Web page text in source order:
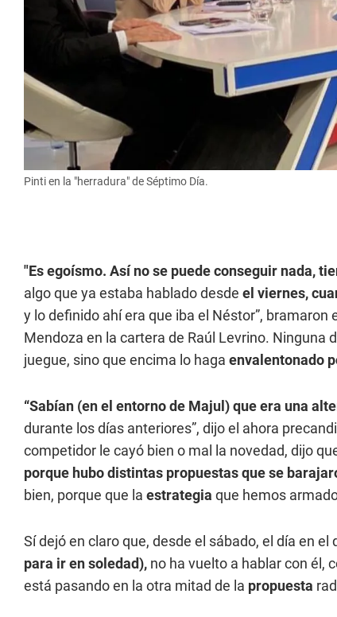
Pinti en la "herradura" de Séptimo Día.
"Es egoísmo. Así no se puede conseguir nada,
algo que ya estaba hablado desde el viernes,
y lo definido ahí era que iba el Néstor”,
Mendoza en la cartera de Raúl Levrino. Ninguna
juegue, sino que encima lo haga envalentonado
“Sabían (en el entorno de Majul) que era una
durante los días anteriores”, dijo el ahora
competidor le cayó bien o mal la novedad, dijo
porque hubo distintas propuestas que se
bien, porque que la estrategia que hemos
Sí dejó en claro que, desde el sábado, el día en el
para ir en soledad), no ha vuelto a hablar con él,
está pasando en la otra mitad de la propuesta